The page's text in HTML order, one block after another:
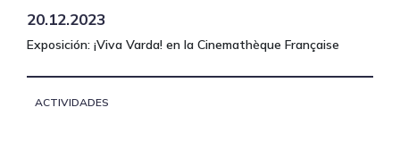
20.12.2023
Exposición: ¡Viva Varda! en la Cinemathèque Française
ACTIVIDADES